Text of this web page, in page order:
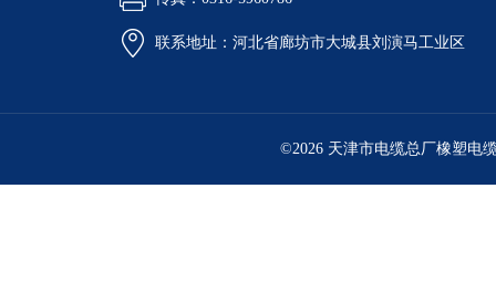
联系地址：河北省廊坊市大城县刘演马工业区
©2026 天津市电缆总厂橡塑电